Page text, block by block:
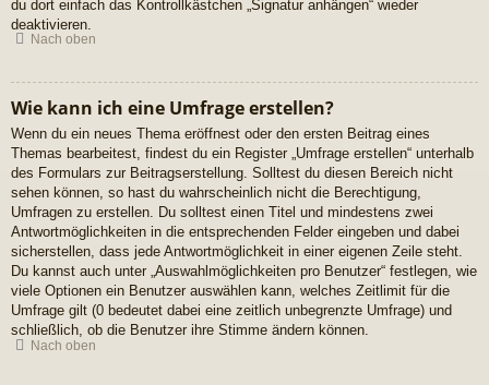
du dort einfach das Kontrollkästchen „Signatur anhängen“ wieder
deaktivieren.
Nach oben
Wie kann ich eine Umfrage erstellen?
Wenn du ein neues Thema eröffnest oder den ersten Beitrag eines
Themas bearbeitest, findest du ein Register „Umfrage erstellen“ unterhalb
des Formulars zur Beitragserstellung. Solltest du diesen Bereich nicht
sehen können, so hast du wahrscheinlich nicht die Berechtigung,
Umfragen zu erstellen. Du solltest einen Titel und mindestens zwei
Antwortmöglichkeiten in die entsprechenden Felder eingeben und dabei
sicherstellen, dass jede Antwortmöglichkeit in einer eigenen Zeile steht.
Du kannst auch unter „Auswahlmöglichkeiten pro Benutzer“ festlegen, wie
viele Optionen ein Benutzer auswählen kann, welches Zeitlimit für die
Umfrage gilt (0 bedeutet dabei eine zeitlich unbegrenzte Umfrage) und
schließlich, ob die Benutzer ihre Stimme ändern können.
Nach oben